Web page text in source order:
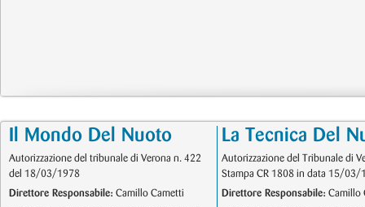
Il Mondo Del Nuoto
Autorizzazione del tribunale di Verona n. 422
del 18/03/1978
Direttore Responsabile: Camillo Cametti
La Tecnica Del
Autorizzazione del Tribunale di
Stampa CR 1808 in data 15/03/
Direttore Responsabile: Camillo